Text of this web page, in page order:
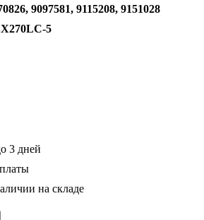
9097581, 9115208, 9151028
5
3 дней
на складе